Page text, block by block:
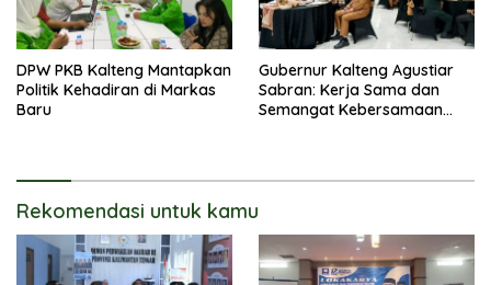
DPW PKB Kalteng Mantapkan
Politik Kehadiran di Markas
Baru
Gubernur Kalteng Agustiar
Sabran: Kerja Sama dan
Semangat Kebersamaan
Rekomendasi untuk kamu